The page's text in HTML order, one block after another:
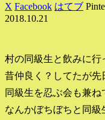
X Facebook はてブ
2018.10.21
村の同級生と飲みに行
昔仲良く？してたが先
同級生を忍ぶ会も兼ね
なんかぼちぼちと同級